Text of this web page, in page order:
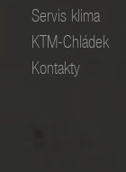
Servis klima
KTM-Chládek
Kontakty